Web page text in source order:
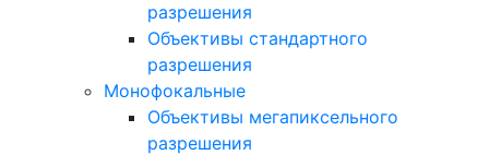
разрешения
Объективы стандартного
разрешения
Монофокальные
Объективы мегапиксельного
разрешения